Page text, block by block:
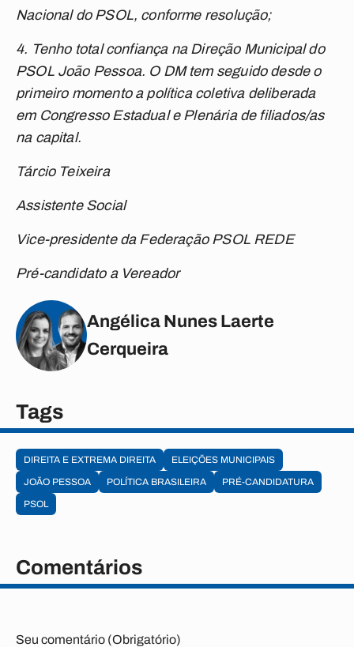
Nacional do PSOL, conforme resolução;
4. ⁠Tenho total confiança na Direção Municipal do
PSOL João Pessoa. O DM tem seguido desde o
primeiro momento a política coletiva deliberada
em Congresso Estadual e Plenária de filiados/as
na capital.
Tárcio Teixeira
Assistente Social
Vice-presidente da Federação PSOL REDE
Pré-candidato a Vereador
Angélica Nunes Laerte
Cerqueira
Tags
DIREITA E EXTREMA DIREITA
ELEIÇÕES MUNICIPAIS
JOÃO PESSOA
POLÍTICA BRASILEIRA
PRÉ-CANDIDATURA
PSOL
Comentários
Seu comentário (Obrigatório)